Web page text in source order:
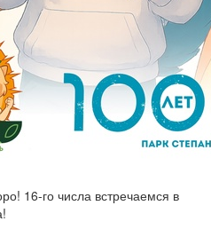
16-го числа встречаемся в